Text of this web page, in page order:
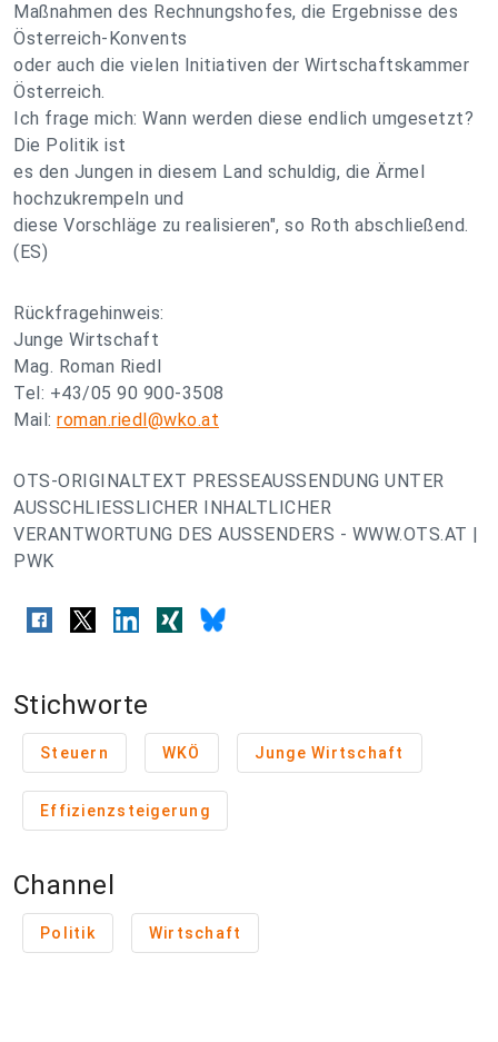
Maßnahmen des Rechnungshofes, die Ergebnisse des
Österreich-Konvents
oder auch die vielen Initiativen der Wirtschaftskammer
Österreich.
Ich frage mich: Wann werden diese endlich umgesetzt?
Die Politik ist
es den Jungen in diesem Land schuldig, die Ärmel
hochzukrempeln und
diese Vorschläge zu realisieren", so Roth abschließend.
(ES)
Rückfragehinweis:
Junge Wirtschaft
Mag. Roman Riedl
Tel: +43/05 90 900-3508
Mail: roman.riedl@wko.at
OTS-ORIGINALTEXT PRESSEAUSSENDUNG UNTER
AUSSCHLIESSLICHER INHALTLICHER
VERANTWORTUNG DES AUSSENDERS - WWW.OTS.AT |
PWK
Stichworte
Steuern WKÖ Junge Wirtschaft
Effizienzsteigerung
Channel
Politik Wirtschaft